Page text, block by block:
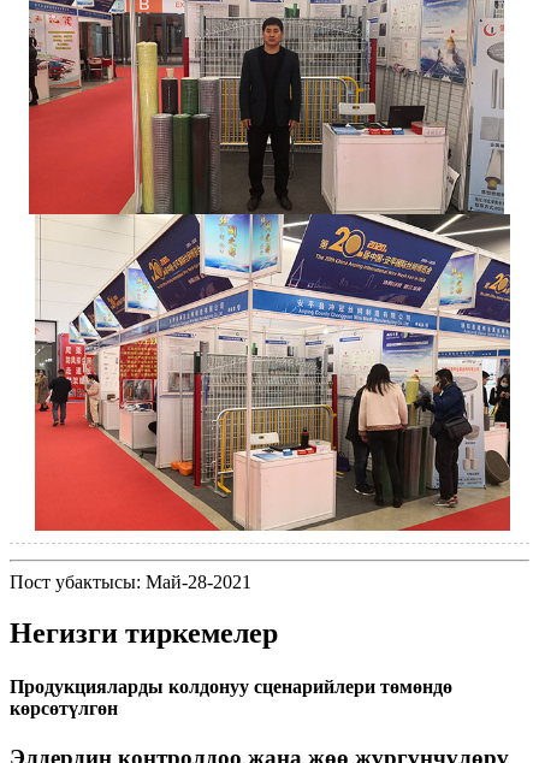
Пост убактысы: Май-28-2021
Негизги тиркемелер
Продукцияларды колдонуу сценарийлери төмөндө
көрсөтүлгөн
Элдердин контролдоо жана жөө жүргүнчүлөрү